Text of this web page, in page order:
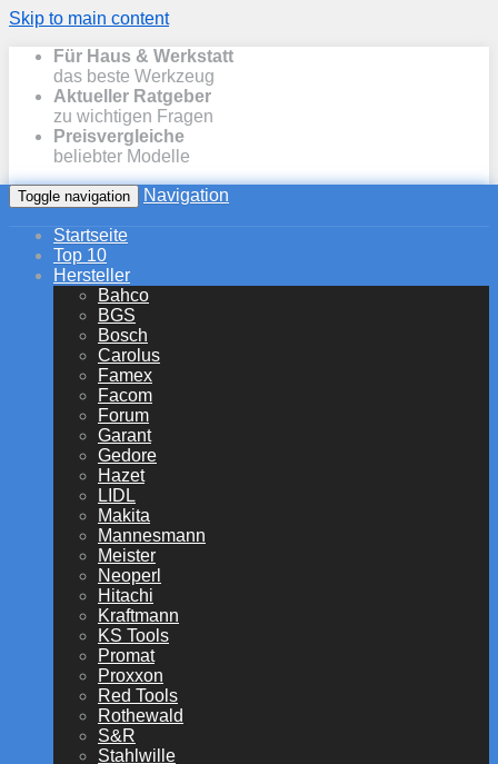
Skip to main content
Für Haus & Werkstatt
das beste Werkzeug
Aktueller Ratgeber
zu wichtigen Fragen
Preisvergleiche
beliebter Modelle
Toggle navigation Navigation
Startseite
Top 10
Hersteller
Bahco
BGS
Bosch
Carolus
Famex
Facom
Forum
Garant
Gedore
Hazet
LIDL
Makita
Mannesmann
Meister
Neoperl
Hitachi
Kraftmann
KS Tools
Promat
Proxxon
Red Tools
Rothewald
S&R
Stahlwille